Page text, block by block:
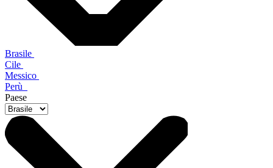
Brasile
Cile
Messico
Perù
Paese